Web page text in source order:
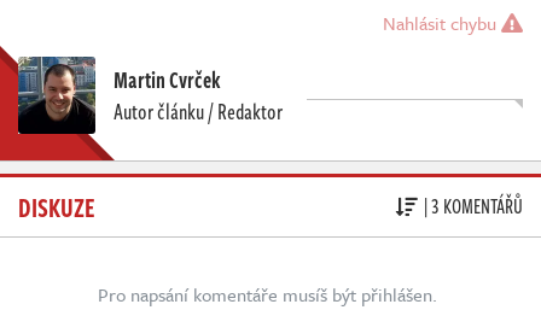
Nahlásit chybu
Martin Cvrček
Autor článku / Redaktor
DISKUZE | 3 KOMENTÁŘŮ
Pro napsání komentáře musíš být přihlášen.